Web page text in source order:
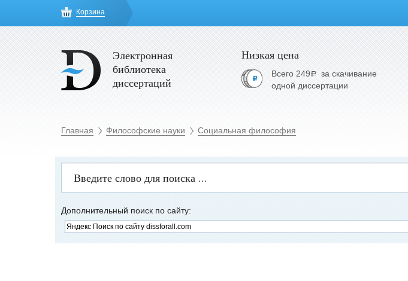
Корзина
Электронная
библиотека
диссертаций
Низкая цена
Всего 249a за скачивание
одной диссертации
Главная Философские науки Социальная философия
Дополнительный поиск по сайту: